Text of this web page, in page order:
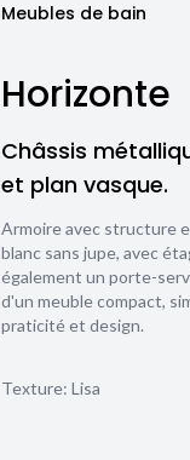
Meubles de bain
Horizonte
Châssis
et plan vasque.
Armoire avec structure
blanc sans jupe, avec
également un porte-
d'un meuble compact,
praticité et design.
Texture:Lisa